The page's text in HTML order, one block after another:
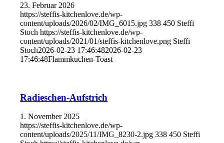
23. Februar 2026
https://steffis-kitchenlove.de/wp-
content/uploads/2026/02/IMG_6015.jpg 338 450 Steffi
Stoch https://steffis-kitchenlove.de/wp-
content/uploads/2021/01/steffis-kitchenlove.png Steffi
Stoch2026-02-23 17:46:482026-02-23
17:46:48Flammkuchen-Toast
Radieschen-Aufstrich
1. November 2025
https://steffis-kitchenlove.de/wp-
content/uploads/2025/11/IMG_8230-2.jpg 338 450 Steffi